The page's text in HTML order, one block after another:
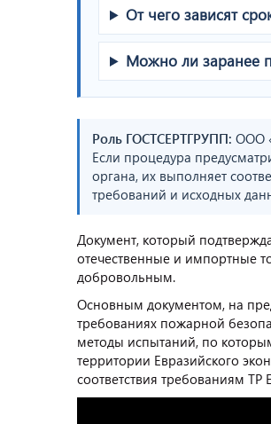
От чего зависят
Можно ли заранее
Роль ГОСТСЕРТГРУПП: ООО
Если процедура
органа, их выполняет
требований и исходных
Документ, который
отечественные и импортные
добровольным.
Основным документом, на
требованиях пожарной
методы испытаний, по
территории Евразийского
соответствия требованиям ТР